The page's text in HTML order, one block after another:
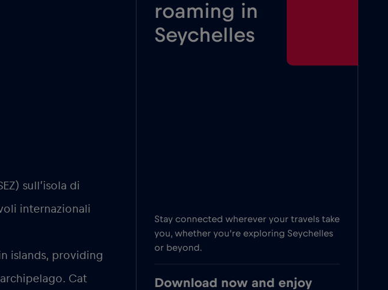
sull’isola di
internazionali
islands, providing
Cat
roaming in
Seychelles
Stay connected wherever your travels take
you, whether you’re exploring Seychelles
or beyond.
Download now and enjoy